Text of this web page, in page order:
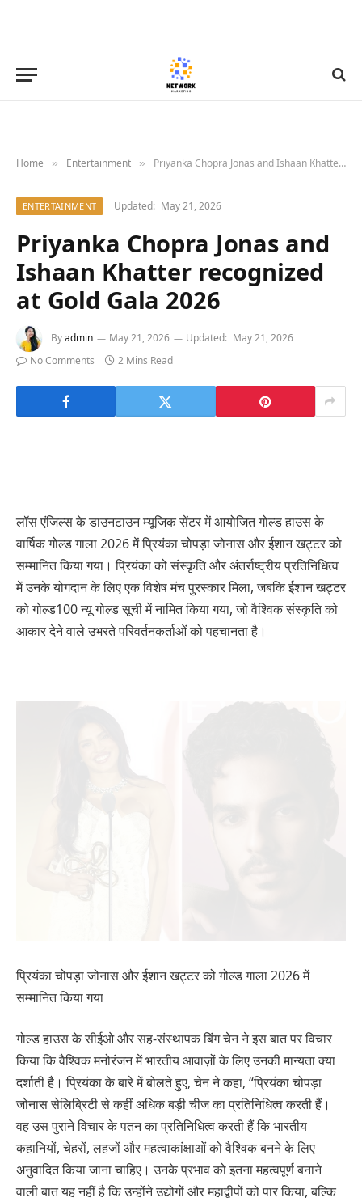
Home » Entertainment » Priyanka Chopra Jonas and Ishaan Khatter recognized at Gold Gala 2026
ENTERTAINMENT Updated: May 21, 2026
Priyanka Chopra Jonas and
Ishaan Khatter recognized
at Gold Gala 2026
Byadmin May 21, 2026 Updated: May 21, 2026
No Comments
2 Mins Read
लॉस एंजिल्स के डाउनटाउन म्यूजिक सेंटर में आयोजित गोल्ड हाउस के
वार्षिक गोल्ड गाला 2026 में प्रियंका चोपड़ा जोनास और ईशान खट्टर को
सम्मानित किया गया। प्रियंका को संस्कृति और अंतर्राष्ट्रीय प्रतिनिधित्व
में उनके योगदान के लिए एक विशेष मंच पुरस्कार मिला, जबकि ईशान खट्टर
को गोल्ड100 न्यू गोल्ड सूची में नामित किया गया, जो वैश्विक संस्कृति को
आकार देने वाले उभरते परिवर्तनकर्ताओं को पहचानता है।
प्रियंका चोपड़ा जोनास और ईशान खट्टर को गोल्ड गाला 2026 में
सम्मानित किया गया
गोल्ड हाउस के सीईओ और सह-संस्थापक बिंग चेन ने इस बात पर विचार
किया कि वैश्विक मनोरंजन में भारतीय आवाज़ों के लिए उनकी मान्यता क्या
दर्शाती है। प्रियंका के बारे में बोलते हुए, चेन ने कहा, “प्रियंका चोपड़ा
जोनास सेलिब्रिटी से कहीं अधिक बड़ी चीज का प्रतिनिधित्व करती हैं।
वह उस पुराने विचार के पतन का प्रतिनिधित्व करती हैं कि भारतीय
कहानियों, चेहरों, लहजों और महत्वाकांक्षाओं को वैश्विक बनने के लिए
अनुवादित किया जाना चाहिए। उनके प्रभाव को इतना महत्वपूर्ण बनाने
वाली बात यह नहीं है कि उन्होंने उद्योगों और महाद्वीपों को पार किया, बल्कि